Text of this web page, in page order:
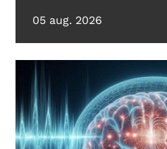
05 aug. 2026